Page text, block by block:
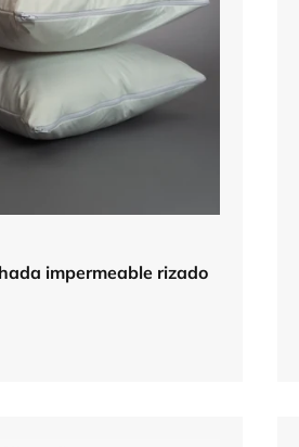
impermeable rizado